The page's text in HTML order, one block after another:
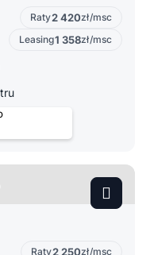
Raty2 420zł/msc
Leasing1 358zł/msc
Raty2 250zł/msc